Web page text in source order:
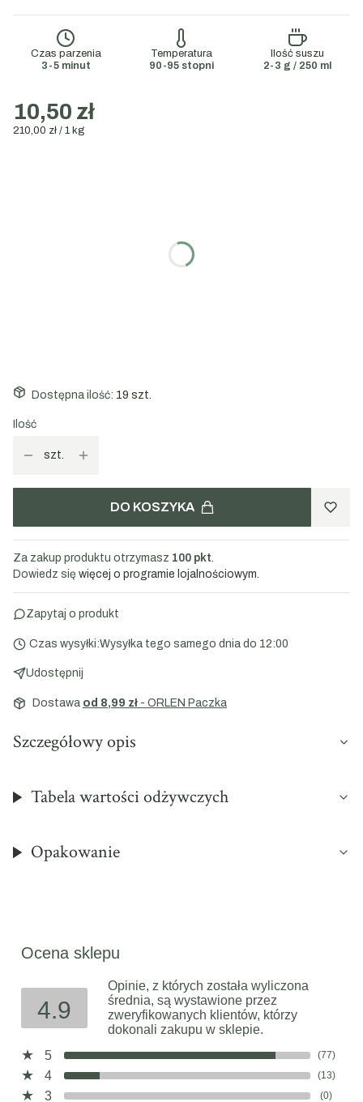
Czas parzenia
3-5 minut
Temperatura
90-95 stopni
Ilość suszu
2-3 g / 250 ml
10,50 zł
210,00 zł / 1 kg
Dostępna ilość: 19 szt.
Ilość
szt.
DO KOSZYKA
Za zakup produktu otrzymasz 100 pkt.
Dowiedz się więcej o programie lojalnościowym.
Zapytaj o produkt
Czas wysyłki:Wysyłka tego samego dnia do 12:00
Udostępnij
Dostawa od 8,99 zł - ORLEN Paczka
Szczegółowy opis
Tabela wartości odżywczych
Opakowanie
Ocena sklepu
4.9
Opinie, z których została wyliczona
średnia, są wystawione przez
zweryfikowanych klientów, którzy
dokonali zakupu w sklepie.
5
(77)
4 (13)
3 (0)